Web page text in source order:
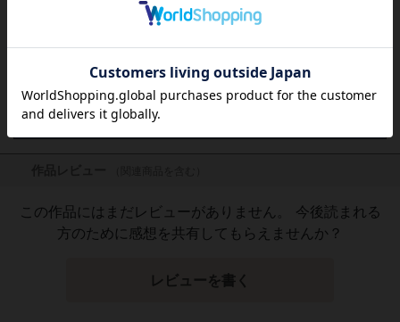
気になる商品を登録
この作品にはまだレビューがありません。 今後読まれる
方のために感想を共有してもらえませんか？
レビューを書く